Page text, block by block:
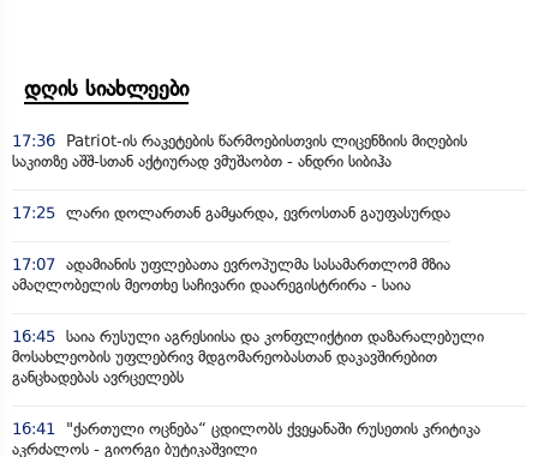
დღის სიახლეები
17:36
Patriot-ის რაკეტების წარმოებისთვის ლიცენზიის მიღების
საკითზე აშშ-სთან აქტიურად ვმუშაობთ - ანდრი სიბიჰა
17:25 ლარი დოლართან გამყარდა, ევროსთან გაუფასურდა
17:07 ადამიანის უფლებათა ევროპულმა სასამართლომ მზია
ამაღლობელის მეოთხე საჩივარი დაარეგისტრირა - საია
16:45 საია რუსული აგრესიისა და კონფლიქტით დაზარალებული
მოსახლეობის უფლებრივ მდგომარეობასთან დაკავშირებით
განცხადებას ავრცელებს
16:41
"ქართული ოცნება“ ცდილობს ქვეყანაში რუსეთის კრიტიკა
აკრძალოს - გიორგი ბუტიკაშვილი